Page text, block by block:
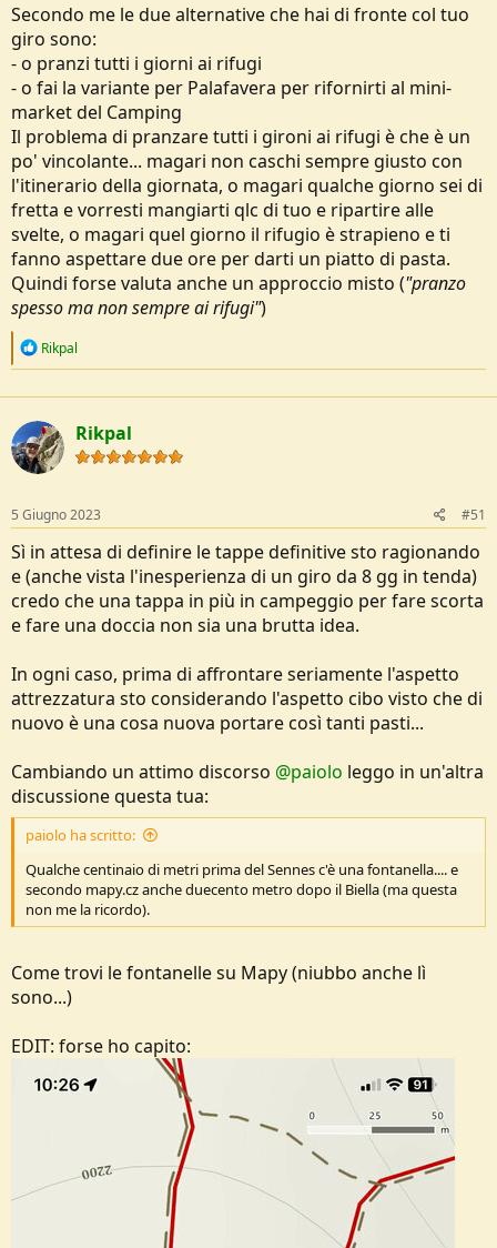
Secondo me le due alternative che hai di fronte col tuo
giro sono:
- o pranzi tutti i giorni ai rifugi
- o fai la variante per Palafavera per rifornirti al mini-
market del Camping
Il problema di pranzare tutti i gironi ai rifugi è che è un
po' vincolante... magari non caschi sempre giusto con
l'itinerario della giornata, o magari qualche giorno sei di
fretta e vorresti mangiarti qlc di tuo e ripartire alle
svelte, o magari quel giorno il rifugio è strapieno e ti
fanno aspettare due ore per darti un piatto di pasta.
Quindi forse valuta anche un approccio misto ("pranzo
spesso ma non sempre ai rifugi")
R
c
t
i
o
n
Rikpal
Rikpal
5 Giugno 2023 #51
Sì in attesa di definire le tappe definitive sto ragionando
e (anche vista l'inesperienza di un giro da 8 gg in tenda)
credo che una tappa in più in campeggio per fare scorta
e fare una doccia non sia una brutta idea.
In ogni caso, prima di affrontare seriamente l'aspetto
attrezzatura sto considerando l'aspetto cibo visto che di
nuovo è una cosa nuova portare così tanti pasti...
Cambiando un attimo discorso @paiolo leggo in un'altra
discussione questa tua:
paiolo ha scritto:
Qualche centinaio di metri prima del Sennes c'è una fontanella.... e
secondo mapy.cz anche duecento metro dopo il Biella (ma questa
non me la ricordo).
Come trovi le fontanelle su Mapy (niubbo anche lì
sono...)
EDIT: forse ho capito: